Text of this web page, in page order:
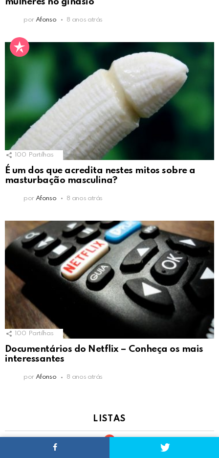
por Afonso 8 anos atrás
100 Partilhas
É um dos que acredita nestes mitos sobre a
masturbação masculina?
por Afonso 8 anos atrás
100 Partilhas
Documentários do Netflix – Conheça os mais
interessantes
por Afonso 8 anos atrás
LISTAS